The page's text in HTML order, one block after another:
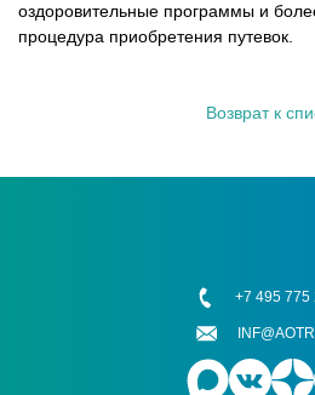
оздоровительные программы и
процедура приобретения путевок.
Возврат к
+7 495 775